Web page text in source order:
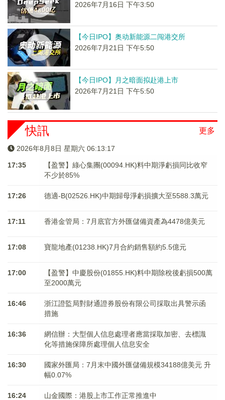
2026年7月16日 下午3:50
【今日IPO】奥动新能源二闯港交所
2026年7月21日 下午5:50
【今日IPO】月之暗面拟赴港上市
2026年7月21日 下午5:50
更多
快訊
2026年8月8日 星期六 06:13:17
17:35
【盈警】綠心集團(00094.HK)料中期淨虧損同比收窄
不少於85%
17:26 德適-B(02526.HK)中期歸母淨虧損擴大至5588.3萬元
17:11 香港金管局：7月底官方外匯儲備資產為4478億美元
17:08 寶龍地產(01238.HK)7月合約銷售額約5.5億元
17:00
【盈警】中慶股份(01855.HK)料中期除稅後虧損500萬
至2000萬元
16:46
浙江證監局對財通證券股份有限公司採取出具警示函
措施
16:36
網信辦：大型個人信息處理者應當採取加密、去標識
化等措施保障所處理個人信息安全
16:30
國家外匯局：7月末中國外匯儲備規模34188億美元 升
幅0.07%
16:24 山金國際：港股上市工作正常推進中